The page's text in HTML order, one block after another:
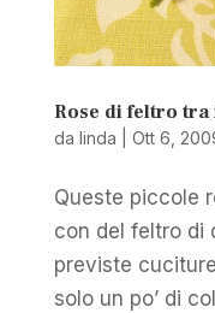
Rose di feltro
da linda Ott 6,
Queste piccole
con del feltro di
previste
solo un po’ di